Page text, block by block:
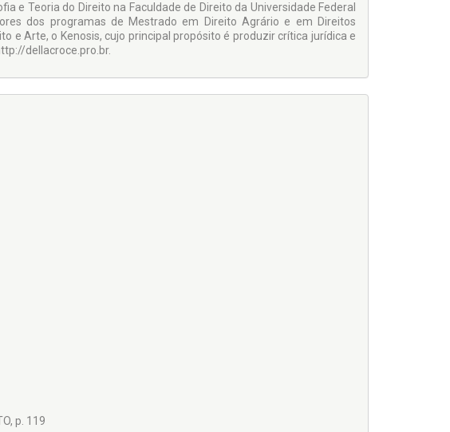
e Teoria do Direito na Faculdade de Direito da Universidade Federal
dos programas de Mestrado em Direito Agrário e em Direitos
e Arte, o Kenosis, cujo principal propósito é produzir crítica jurídica e
dellacroce.pro.br.
p. 119